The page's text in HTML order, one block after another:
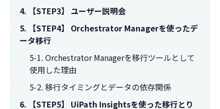
4. 【STEP3】 ユーザー説明会
5. 【STEP4】 Orchestrator Managerを使ったデ
ータ移行
5-1. Orchestrator Managerを移行ツールとして
使用した理由
5-2. 移行タイミングとデータの依存関係
6. 【STEP5】 UiPath Insightsを使った移行とり